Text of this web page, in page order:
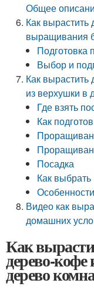
Общее
Как вырастить
выращивания
Подготовка
Выбор и
Как вырастить
из верхушки в
Где взять
Как
Посадка
Как выбрать
Видео как
домашних
Как
дерево-кофе
дерево